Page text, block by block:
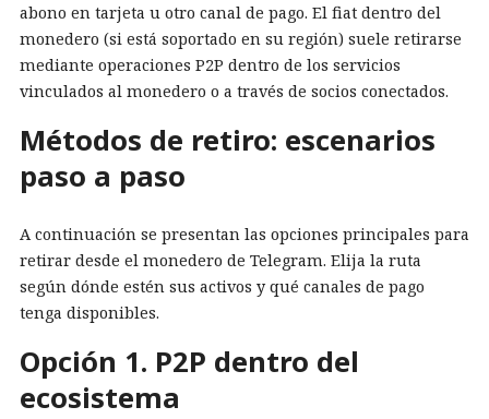
abono en tarjeta u otro canal de pago. El fiat dentro del
monedero (si está soportado en su región) suele retirarse
mediante operaciones P2P dentro de los servicios
vinculados al monedero o a través de socios conectados.
Métodos de retiro: escenarios
paso a paso
A continuación se presentan las opciones principales para
retirar desde el monedero de Telegram. Elija la ruta
según dónde estén sus activos y qué canales de pago
tenga disponibles.
Opción 1. P2P dentro del
ecosistema